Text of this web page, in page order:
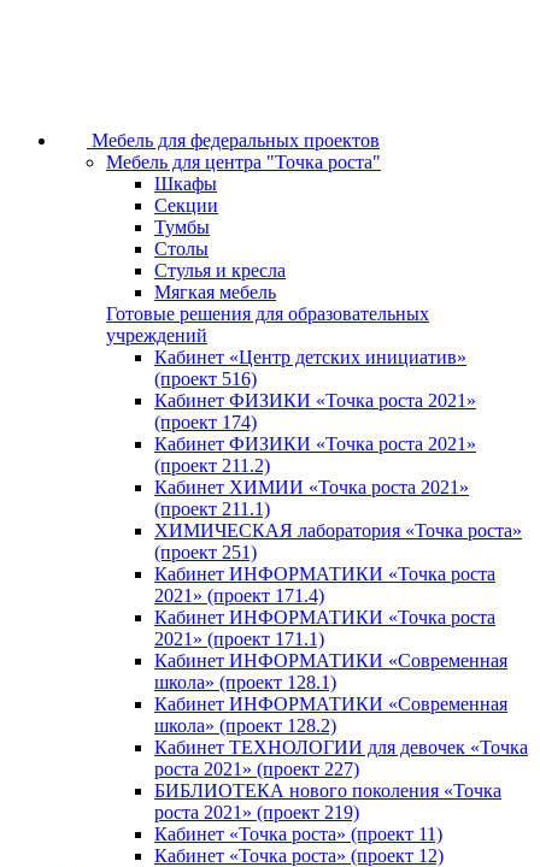
Мебель для федеральных проектов
Мебель для центра "Точка роста"
Шкафы
Секции
Тумбы
Столы
Стулья и кресла
Мягкая мебель
Готовые решения для образовательных
учреждений
Кабинет «Центр детских инициатив»
(проект 516)
Кабинет ФИЗИКИ «Точка роста 2021»
(проект 174)
Кабинет ФИЗИКИ «Точка роста 2021»
(проект 211.2)
Кабинет ХИМИИ «Точка роста 2021»
(проект 211.1)
ХИМИЧЕСКАЯ лаборатория «Точка роста»
(проект 251)
Кабинет ИНФОРМАТИКИ «Точка роста
2021» (проект 171.4)
Кабинет ИНФОРМАТИКИ «Точка роста
2021» (проект 171.1)
Кабинет ИНФОРМАТИКИ «Современная
школа» (проект 128.1)
Кабинет ИНФОРМАТИКИ «Современная
школа» (проект 128.2)
Кабинет ТЕХНОЛОГИИ для девочек «Точка
роста 2021» (проект 227)
БИБЛИОТЕКА нового поколения «Точка
роста 2021» (проект 219)
Кабинет «Точка роста» (проект 11)
Кабинет «Точка роста» (проект 12)